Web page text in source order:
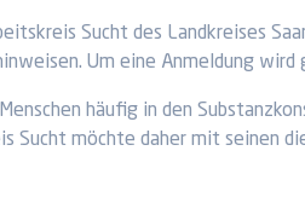
Sucht des Landkreises
Um eine Anmeldung wird
häufig in den
Sucht möchte daher mit seinen